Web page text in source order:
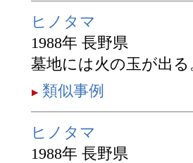
ヒノタマ
1988年 長野県
墓地には火の玉が出る
類似事例
ヒノタマ
1988年 長野県